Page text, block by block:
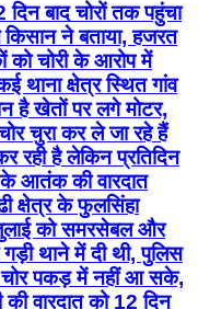
बाद चोरों तक पहुंचा
ने बताया, हजरत
को चोरी के आरोप में
थाना क्षेत्र स्थित गांव
है खेतों पर लगे मोटर,
चुरा कर ले जा रहे हैं
रही है लेकिन प्रतिदिन
के आतंक की वारदात
क्षेत्र के फुलसिंहा
को समरसेबल और
थाने में दी थी, पुलिस
चोर पकड़ में नहीं आ सके,
की वारदात को 12 दिन